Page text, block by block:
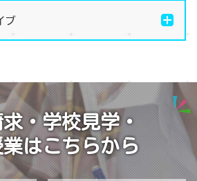
す✨🤖
のお知らせ
クリエーション～仙台市博物館で「伊
状」に挑戦しました⚔️✨～
ームで「TAGIRON（タギロン）」を行い
ブ
・学校見学・
はこちらから